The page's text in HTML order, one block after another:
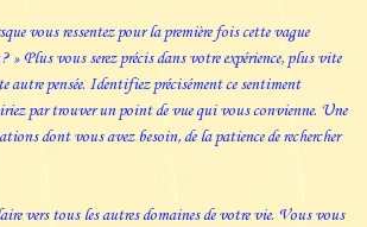
vous ressentez pour la première fois cette vague
Plus vous serez précis dans votre expérience, plus vite
autre pensée. Identifiez précisément ce sentiment
par trouver un point de vue qui vous convienne. Une
dont vous avez besoin, de la patience de rechercher
vers tous les autres domaines de votre vie. Vous vous